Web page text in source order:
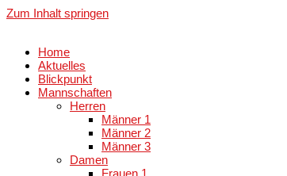
Zum Inhalt springen
Home
Aktuelles
Blickpunkt
Mannschaften
Herren
Männer 1
Männer 2
Männer 3
Damen
Frauen 1